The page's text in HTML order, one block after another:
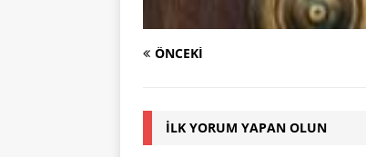
ÖNCEKI
İLK YORUM YAPAN OLUN